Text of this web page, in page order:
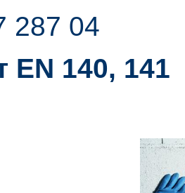
287 04
EN 140, 141